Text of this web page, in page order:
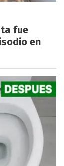
fue
en